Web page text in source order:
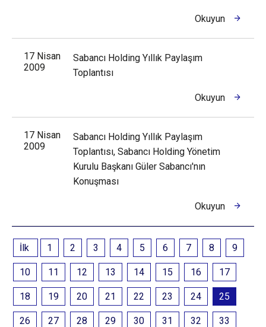
Okuyun
17 Nisan
2009
Sabancı Holding Yıllık Paylaşım
Toplantısı
Okuyun
17 Nisan
2009
Sabancı Holding Yıllık Paylaşım
Toplantısı, Sabancı Holding Yönetim
Kurulu Başkanı Güler Sabancı'nın
Konuşması
Okuyun
İlk 1 2 3 4 5 6 7 8 9
10 11 12 13 14 15 16 17
18 19 20 21 22 23 24 25
26 27 28 29 30 31 32 33